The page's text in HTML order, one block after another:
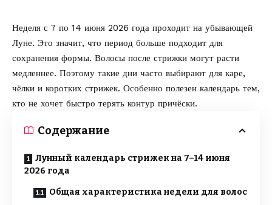
Неделя с 7 по 14 июня 2026 года проходит на убывающей
Луне. Это значит, что период больше подходит для
сохранения формы. Волосы после стрижки могут расти
медленнее. Поэтому такие дни часто выбирают для каре,
чёлки и коротких стрижек. Особенно полезен календарь тем,
кто не хочет быстро терять контур причёски.
Содержание
Лунный календарь стрижек на 7–14 июня
2026 года
Общая характеристика недели для волос